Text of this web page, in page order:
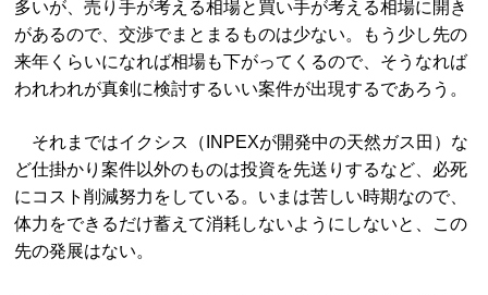
多いが、売り手が考える相場と買い手が考える相場に開き
があるので、交渉でまとまるものは少ない。もう少し先の
来年くらいになれば相場も下がってくるので、そうなれば
われわれが真剣に検討するいい案件が出現するであろう。
それまではイクシス（INPEXが開発中の天然ガス田）な
ど仕掛かり案件以外のものは投資を先送りするなど、必死
にコスト削減努力をしている。いまは苦しい時期なので、
体力をできるだけ蓄えて消耗しないようにしないと、この
先の発展はない。